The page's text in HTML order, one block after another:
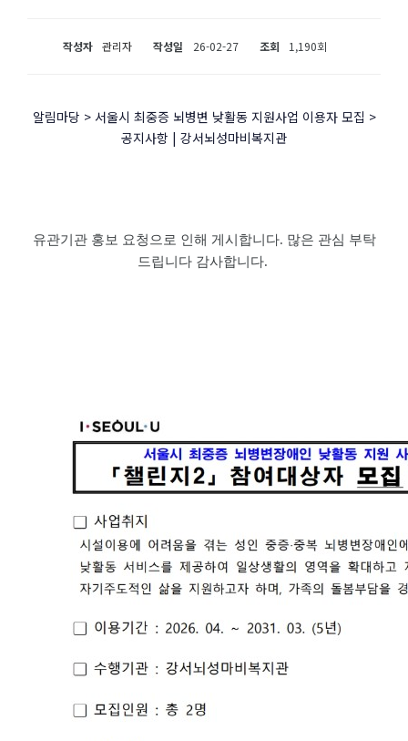
작성자 관리자 작성일 26-02-27 조회 1,190회
알림마당 > 서울시 최중증 뇌병변 낮활동 지원사업 이용자 모집 >
공지사항 | 강서뇌성마비복지관
유관기관 홍보 요청으로 인해 게시합니다. 많은 관심 부탁
드립니다 감사합니다.